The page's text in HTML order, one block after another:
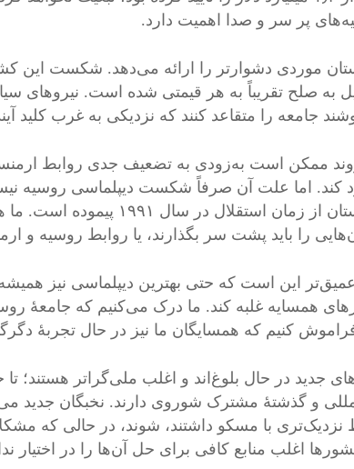
پر سر و صدا اهمیت دارد.
موردی دشوارتر را ارائه می‌دهد. شکست این
به صلح تقریباً به هر قیمتی شده است. نیروهای
جامعه را متقاعد کنند که نزدیکی به غرب کلید
ممکن است به‌زودی به تضعیف جدی روابط
کند. اما علت آن صرفاً شکست دیپلماسی روسیه
ارمنستان از زمان
را باید پشت سر بگذارند، یا روابط روسیه و ارمنستان در ۱۰ یا ۱۵ سال آینده
این است که حتی بهترین دیپلماسی نیز
همسایه غلبه کند. ما درک می‌کنیم که جامعهٔ
فراموش کنیم که همسایگان ما نیز در حال تجربهٔ
جدید در حال بلوغ‌اند و اغلب ملی‌گراتر هستند؛
و گذشتهٔ مشترک شوروی دارند. نخبگان جدید
نزدیک‌تری با مسکو داشتند، شوند، در حالی که
اغلب منابع کافی برای حل آن‌ها را در اختیار